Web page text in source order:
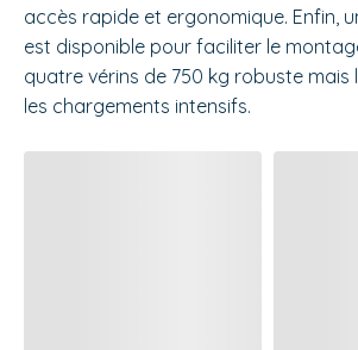
accès rapide et ergonomique. Enfin,
est disponible pour faciliter le
quatre vérins de 750 kg robuste mais
les chargements intensifs.